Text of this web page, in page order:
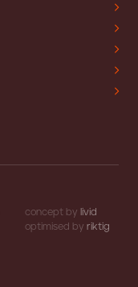
concept by livid
optimised byriktig